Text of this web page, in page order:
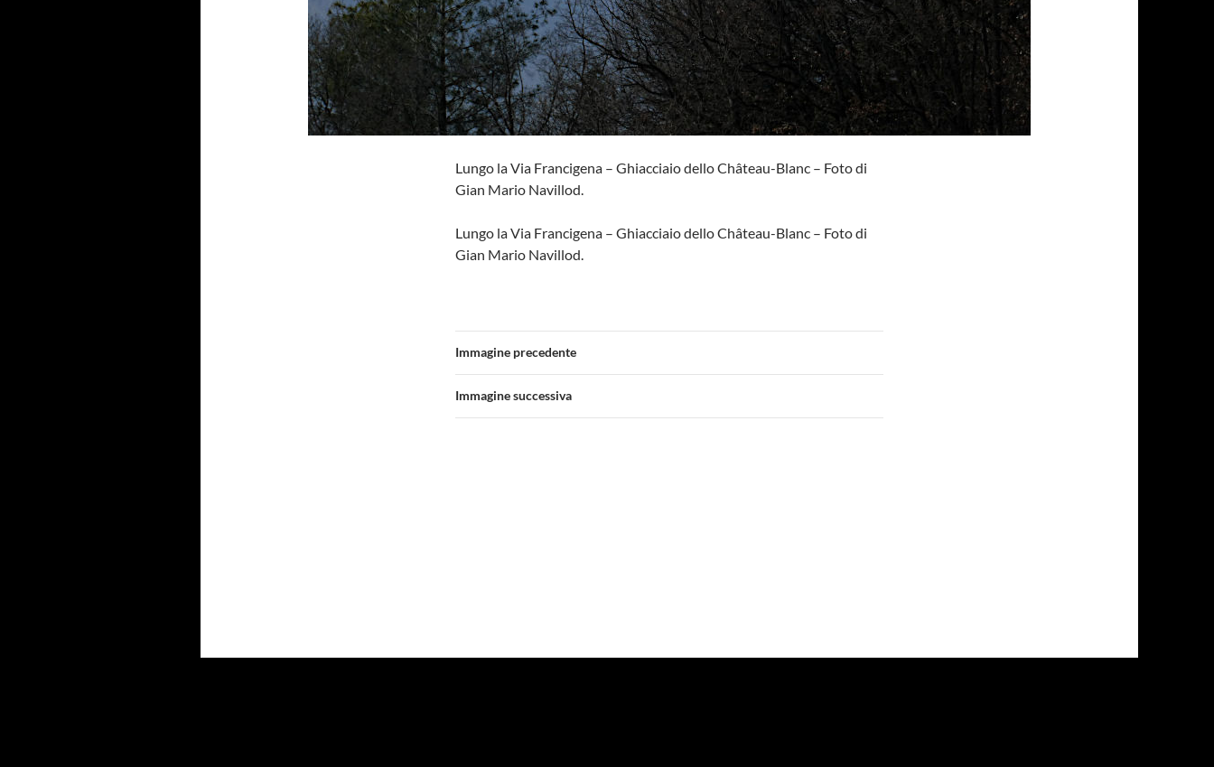
Lungo la Via Francigena – Ghiacciaio dello Château-Blanc – Foto di
Gian Mario Navillod.
Lungo la Via Francigena – Ghiacciaio dello Château-Blanc – Foto di
Gian Mario Navillod.
Immagine precedente
Immagine successiva